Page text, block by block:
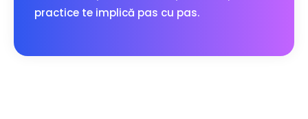
practice te implică pas cu pas.